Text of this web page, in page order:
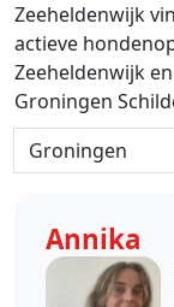
Zeeheldenwijk
actieve
Zeeheldenwijk
Groningen
Annika